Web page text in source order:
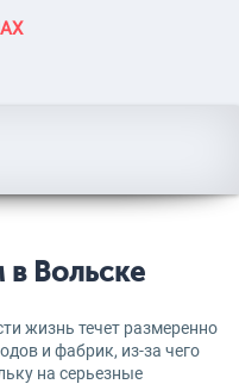
в Вольске
жизнь течет размеренно
и фабрик, из-за чего
на серьезные